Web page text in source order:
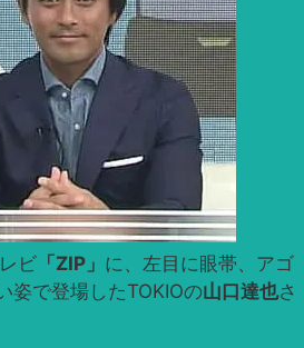
ビ 「ZIP」 に、左目に眼帯、アゴ
姿で登場したTOKIOの山口達也さ